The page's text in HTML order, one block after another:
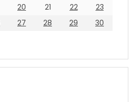
20 21 22
23
27 28 29
30